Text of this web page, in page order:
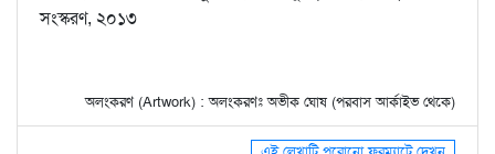
সংস্করণ, ২০১৩
অলংকরণ (Artwork) : অলংকরণঃ অভীক ঘোষ (পরবাস আর্কাইভ থেকে)